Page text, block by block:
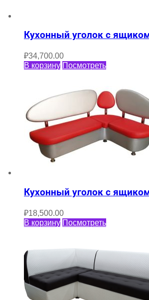
Кухонный уголок с
₽34,700.00
В корзину Посмотреть
Кухонный уголок с
₽18,500.00
В корзину Посмотреть